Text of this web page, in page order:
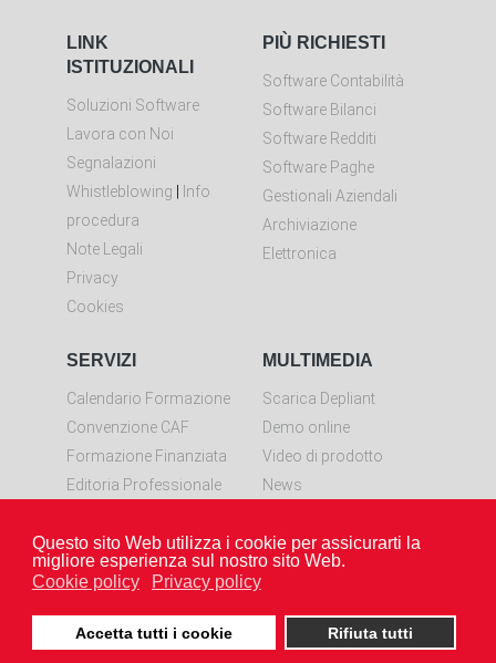
Questo sito Web utilizza i cookie per assicurarti la
migliore esperienza sul nostro sito Web.
Cookie policy
Privacy policy
Accetta tutti i cookie Rifiuta tutti
LINK
ISTITUZIONALI
Soluzioni Software
Lavora con Noi
Segnalazioni
Whistleblowing | Info
procedura
Note Legali
Privacy
Cookies
PIÙ RICHIESTI
Software Contabilità
Software Bilanci
Software Redditi
Software Paghe
Gestionali Aziendali
Archiviazione
Elettronica
SERVIZI
Calendario Formazione
Convenzione CAF
Formazione Finanziata
Editoria Professionale
Scarica LiveResolve per
Windows
MULTIMEDIA
Scarica Depliant
Demo online
Video di prodotto
News